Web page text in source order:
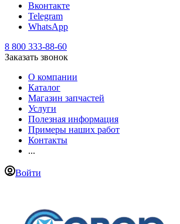
Вконтакте
Telegram
WhatsApp
8 800 333-88-60
Заказать звонок
О компании
Каталог
Магазин запчастей
Услуги
Полезная информация
Примеры наших работ
Контакты
...
Войти